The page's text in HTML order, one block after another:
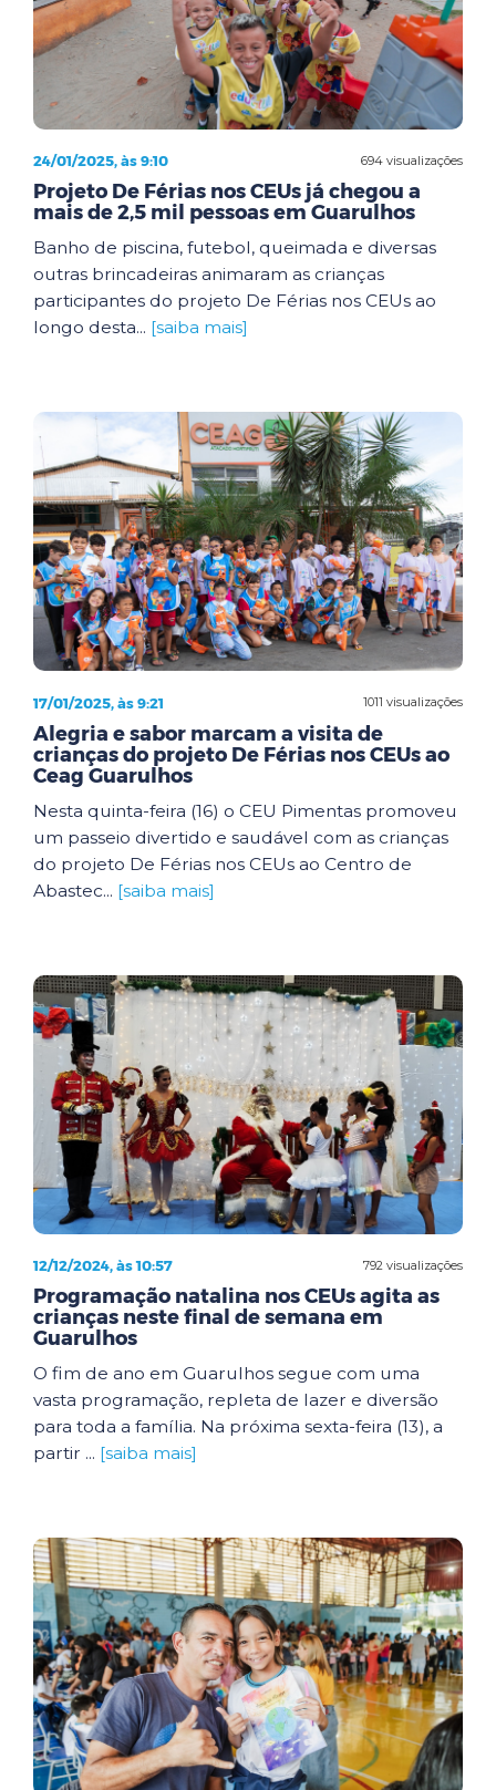
694 visualizações
24/01/2025, às 9:10
Projeto De Férias nos CEUs já chegou a
mais de 2,5 mil pessoas em Guarulhos
Banho de piscina, futebol, queimada e diversas
outras brincadeiras animaram as crianças
participantes do projeto De Férias nos CEUs ao
longo desta... [saiba mais]
1011 visualizações
17/01/2025, às 9:21
Alegria e sabor marcam a visita de
crianças do projeto De Férias nos CEUs ao
Ceag Guarulhos
Nesta quinta-feira (16) o CEU Pimentas promoveu
um passeio divertido e saudável com as crianças
do projeto De Férias nos CEUs ao Centro de
Abastec... [saiba mais]
792 visualizações
12/12/2024, às 10:57
Programação natalina nos CEUs agita as
crianças neste final de semana em
Guarulhos
O fim de ano em Guarulhos segue com uma
vasta programação, repleta de lazer e diversão
para toda a família. Na próxima sexta-feira (13), a
partir ... [saiba mais]